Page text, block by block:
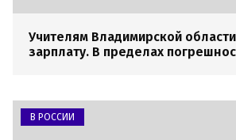
Учителям Владимирской
зарплату. В пределах
В РОССИИ